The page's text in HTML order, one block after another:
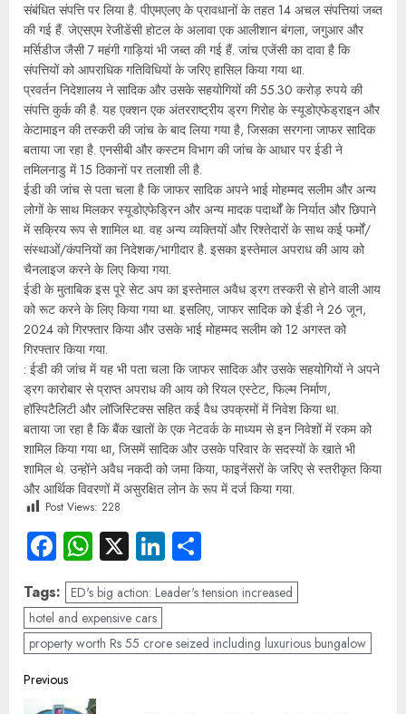
संबंधित संपत्ति पर लिया है. पीएमएलए के प्रावधानों के तहत 14 अचल संपत्तियां जब्त
की गई हैं. जेएसएम रेजीडेंसी होटल के अलावा एक आलीशान बंगला, जगुआर और
मर्सिडीज जैसी 7 महंगी गाड़ियां भी जब्त की गई हैं. जांच एजेंसी का दावा है कि
संपत्तियों को आपराधिक गतिविधियों के जरिए हासिल किया गया था.
प्रवर्तन निदेशालय ने सादिक और उसके सहयोगियों की 55.30 करोड़ रुपये की
संपत्ति कुर्क की है. यह एक्शन एक अंतरराष्ट्रीय ड्रग गिरोह के स्यूडोएफेड्राइन और
केटामाइन की तस्करी की जांच के बाद लिया गया है, जिसका सरगना जाफर सादिक
बताया जा रहा है. एनसीबी और कस्टम विभाग की जांच के आधार पर ईडी ने
तमिलनाडु में 15 ठिकानों पर तलाशी ली है.
ईडी की जांच से पता चला है कि जाफर सादिक अपने भाई मोहम्मद सलीम और अन्य
लोगों के साथ मिलकर स्यूडोएफेड्रिन और अन्य मादक पदार्थों के निर्यात और छिपाने
में सक्रिय रूप से शामिल था. वह अन्य व्यक्तियों और रिश्तेदारों के साथ कई फर्मों/
संस्थाओं/कंपनियों का निदेशक/भागीदार है. इसका इस्तेमाल अपराध की आय को
चैनलाइज करने के लिए किया गया.
ईडी के मुताबिक इस पूरे सेट अप का इस्तेमाल अवैध ड्रग तस्करी से होने वाली आय
को रूट करने के लिए किया गया था. इसलिए, जाफर सादिक को ईडी ने 26 जून,
2024 को गिरफ्तार किया और उसके भाई मोहम्मद सलीम को 12 अगस्त को
गिरफ्तार किया गया.
: ईडी की जांच में यह भी पता चला कि जाफर सादिक और उसके सहयोगियों ने अपने
ड्रग कारोबार से प्राप्त अपराध की आय को रियल एस्टेट, फिल्म निर्माण,
हॉस्पिटैलिटी और लॉजिस्टिक्स सहित कई वैध उपक्रमों में निवेश किया था.
बताया जा रहा है कि बैंक खातों के एक नेटवर्क के माध्यम से इन निवेशों में रकम को
शामिल किया गया था, जिसमें सादिक और उसके परिवार के सदस्यों के खाते भी
शामिल थे. उन्होंने अवैध नकदी को जमा किया, फाइनेंसरों के जरिए से स्तरीकृत किया
और आर्थिक विवरणों में असुरक्षित लोन के रूप में दर्ज किया गया.
Post Views: 228
Facebook
WhatsApp
X LinkedIn
Tags: ED's big action: Leader's tension increased
hotel and expensive cars
property worth Rs 55 crore seized including luxurious bungalow
Previous